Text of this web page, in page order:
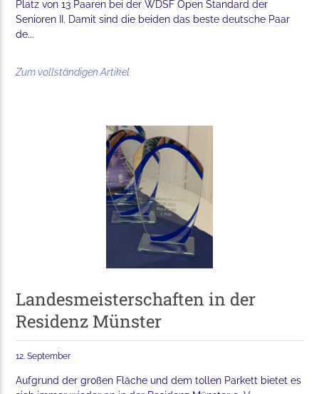
Platz von 13 Paaren bei der WDSF Open Standard der
Senioren II. Damit sind die beiden das beste deutsche Paar
de...
Zum vollständigen Artikel
Landesmeisterschaften in der
Residenz Münster
12. September
Aufgrund der großen Fläche und dem tollen Parkett bietet es